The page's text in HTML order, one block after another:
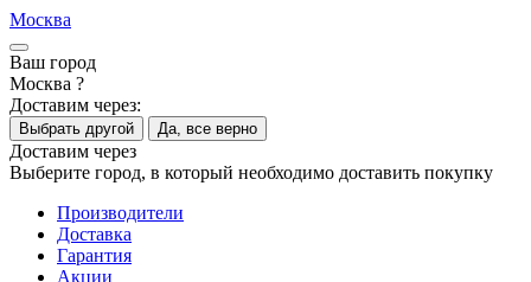
Москва
Ваш город
Москва ?
Доставим через:
Выбрать другой Да, все верно
Доставим через
Выберите город, в который необходимо доставить покупку
Производители
Доставка
Гарантия
Акции